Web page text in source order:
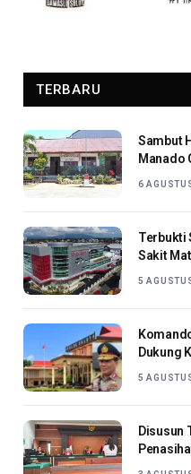
TERBARU
Sambut
Manado
6
Terbukti
Sakit
Berat
5
Dukung
5
Disusun